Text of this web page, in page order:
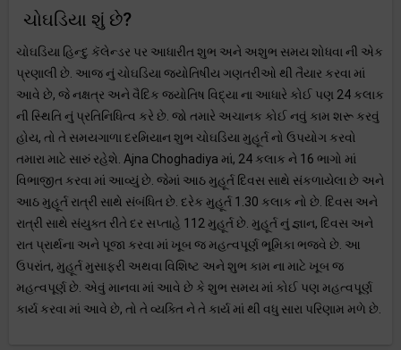
ચોઘડિયા શું છે?
ચોઘડિયા હિન્દુ કૅલેન્ડર પર આધારીત શુભ અને અશુભ સમય શોધવા ની એક
પ્રણાલી છે. આજ નું ચોઘડિયા જ્યોતિષીય ગણતરીઓ થી તૈયાર કરવા માં
આવે છે, જે નક્ષત્ર અને વૈદિક જ્યોતિષ વિદ્યા ના આધારે કોઈ પણ 24 કલાક
ની સ્થિતિ નું પ્રતિનિધિત્વ કરે છે. જો તમારે અચાનક કોઈ નવું કામ શરૂ કરવું
હોય, તો તે સમયગાળા દરમિયાન શુભ ચોઘડિયા મુહૂર્ત નો ઉપયોગ કરવો
તમારા માટે સારું રહેશે. Ajna Choghadiya માં, 24 કલાક ને 16 ભાગો માં
વિભાજીત કરવા માં આવ્યું છે. જેમાં આઠ મુહૂર્ત દિવસ સાથે સંકળાયેલા છે અને
આઠ મુહૂર્ત રાત્રી સાથે સંબંધિત છે. દરેક મુહૂર્ત 1.30 કલાક નો છે. દિવસ અને
રાત્રી સાથે સંયુક્ત રીતે દર સપ્તાહે 112 મુહૂર્ત છે. મુહૂર્ત નું જ્ઞાન, દિવસ અને
રાત પ્રાર્થના અને પૂજા કરવા માં ખૂબ જ મહત્વપૂર્ણ ભૂમિકા ભજવે છે. આ
ઉપરાંત, મુહૂર્ત મુસાફરી અથવા વિશિષ્ટ અને શુભ કામ ના માટે ખૂબ જ
મહત્વપૂર્ણ છે. એવું માનવા માં આવે છે કે શુભ સમય માં કોઈ પણ મહત્વપૂર્ણ
કાર્ય કરવા માં આવે છે, તો તે વ્યક્તિ ને તે કાર્ય માં થી વધુ સારા પરિણામ મળે છે.